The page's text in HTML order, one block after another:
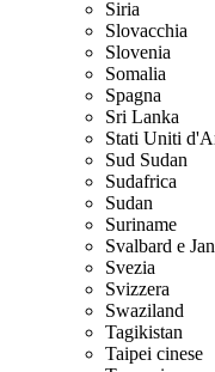
Siria
Slovacchia
Slovenia
Somalia
Spagna
Sri Lanka
Stati Uniti
Sud Sudan
Sudafrica
Sudan
Suriname
Svalbard e
Svezia
Svizzera
Swaziland
Tagikistan
Taipei cinese